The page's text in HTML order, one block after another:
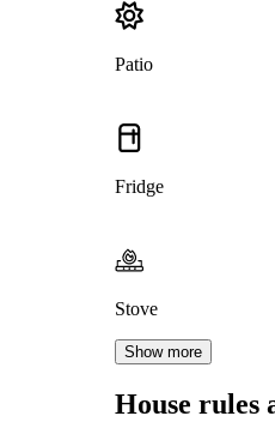
Patio
Fridge
Stove
Show more
House rules